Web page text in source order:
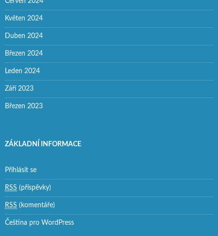
Květen 2024
Duben 2024
Březen 2024
Leden 2024
Září 2023
Březen 2023
ZÁKLADNÍ INFORMACE
Přihlásit se
RSS (příspěvky)
RSS (komentáře)
Čeština pro WordPress